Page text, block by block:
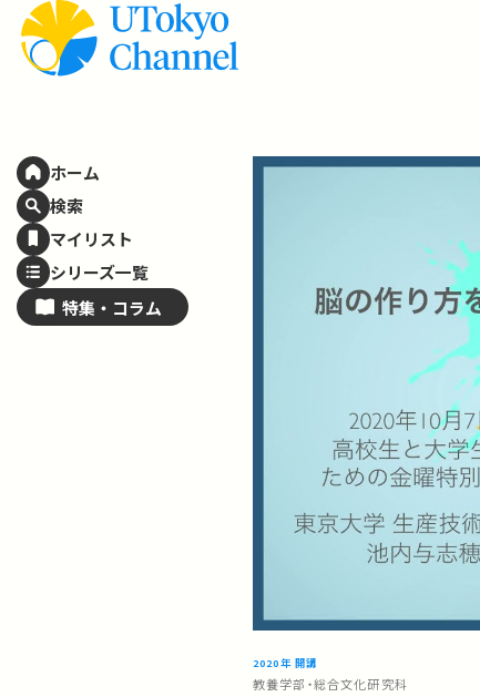
ホーム
検索
マイリスト
シリーズ一覧
特集・ コラム
2020年 開講
教養学部・総合文化研究科